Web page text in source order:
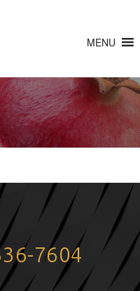
MENU
7604